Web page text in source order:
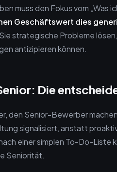
muss den Fokus vom „Was
Geschäftswert dies
strategische Probleme
antizipieren können.
Die
den Senior-Bewerber
signalisiert, anstatt
einer simplen To-Do-Liste
Seniorität.